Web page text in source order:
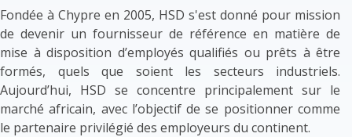
Fondée à Chypre en 2005, HSD s'est donné pour mission
de devenir un fournisseur de référence en matière de
mise à disposition d’employés qualifiés ou prêts à être
formés, quels que soient les secteurs industriels.
Aujourd’hui, HSD se concentre principalement sur le
marché africain, avec l’objectif de se positionner comme
le partenaire privilégié des employeurs du continent.